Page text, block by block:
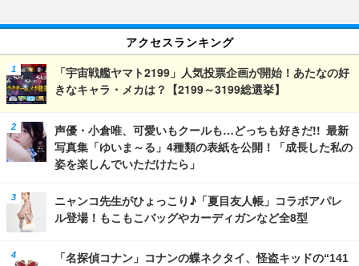
アクセスランキング
「宇宙戦艦ヤマト2199」人気投票企画が開始！あたなの好
きなキャラ・メカは？【2199～3199総選挙】
声優・小倉唯、可愛いもクールも…どっちも好きだ!! 最新
写真集「ゆいま～る」4種類の表紙を公開！「成長した私の
姿を楽しんでいただけたら」
ニャンコ先生がひょっこり♪「夏目友人帳」コラボアパレ
ル登場！もこもこバッグやカーディガンなど全8型
「名探偵コナン」コナンの蝶ネクタイ、怪盗キッドの“141